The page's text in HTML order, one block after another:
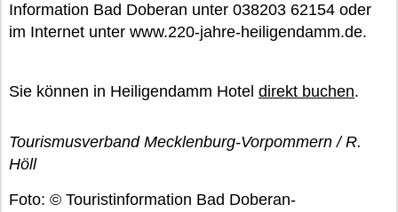
Information Bad Doberan unter 038203 62154 oder
im Internet unter www.220-jahre-heiligendamm.de.
Sie können in Heiligendamm Hotel direkt buchen.
Tourismusverband Mecklenburg-Vorpommern / R.
Höll
Foto: © Touristinformation Bad Doberan-